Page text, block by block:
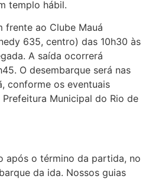
templo hábil.
frente ao Clube Mauá
635, centro) das 10h30 às
A saída ocorrerá
O desembarque será nas
conforme os eventuais
Municipal do Rio de
após o término da partida, no
da ida. Nossos guias